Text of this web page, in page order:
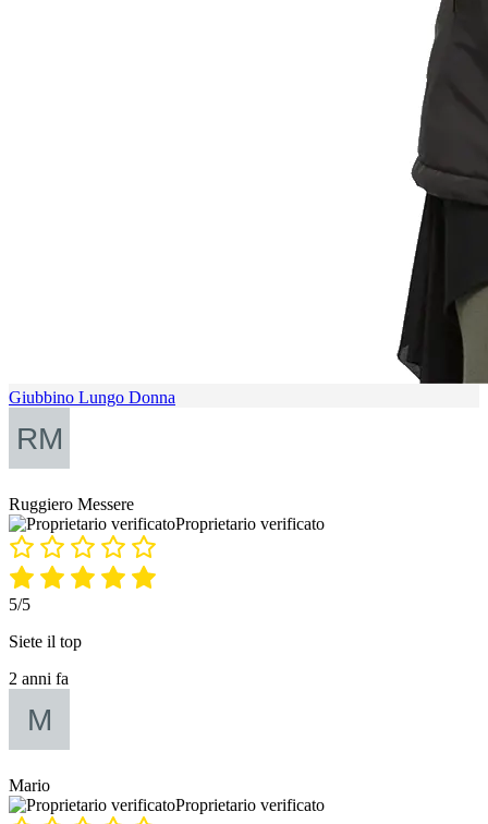
Giubbino Lungo Donna
Ruggiero Messere
Proprietario verificato
5/5
Siete il top
2 anni fa
Mario
Proprietario verificato